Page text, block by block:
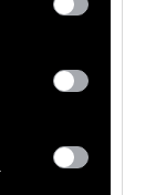
χώρους
τις
ελίτ